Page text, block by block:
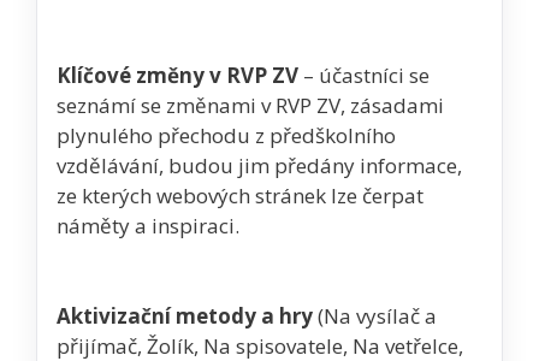
Klíčové změny v RVP ZV – účastníci se
seznámí se změnami v RVP ZV, zásadami
plynulého přechodu z předškolního
vzdělávání, budou jim předány informace,
ze kterých webových stránek lze čerpat
náměty a inspiraci.
Aktivizační metody a hry(Na vysílač a
přijímač, Žolík, Na spisovatele, Na vetřelce,